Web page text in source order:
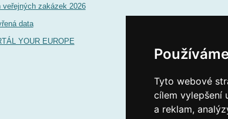
Tyto webové
cílem vylepšení
a reklam,
veřejných zakázek 2026
data
YOUR EUROPE